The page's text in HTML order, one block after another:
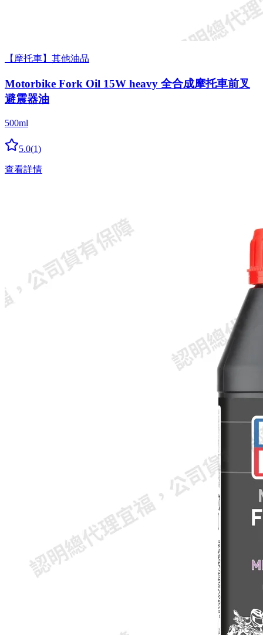
【摩托車】其他油品
Motorbike Fork Oil 15W heavy 全合成摩托車前叉
避震器油
500ml
5.0(1)
查看詳情